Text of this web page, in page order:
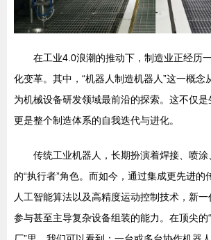
在工业4.0浪潮的推动下，制造业正经历
化变革。其中，“机器人制造机器人”这一概念
为机械设备研发领域最前沿的探索。这不仅是
更是整个制造体系的自我迭代与进化。
传统工业机器人，长期扮演着焊接、喷
的“执行者”角色。而如今，通过集成更先进的
人工智能算法以及高精度运动控制技术，新
参与甚至主导复杂设备组装的能力。在顶尖的